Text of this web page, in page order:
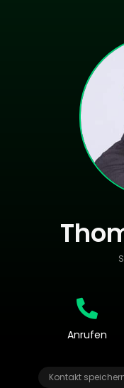

Anrufen
Kontakt